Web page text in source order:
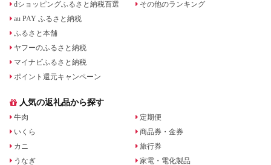
dショッピングふるさと納税百選
au PAY ふるさと納税
ふるさと本舗
ヤフーのふるさと納税
マイナビふるさと納税
ポイント還元キャンペーン
その他のランキング
人気の返礼品から探す
牛肉
いくら
カニ
うなぎ
定期便
商品券・金券
旅行券
家電・電化製品